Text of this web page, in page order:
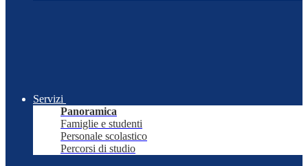
Servizi
Panoramica
Famiglie e studenti
Personale scolastico
Percorsi di studio